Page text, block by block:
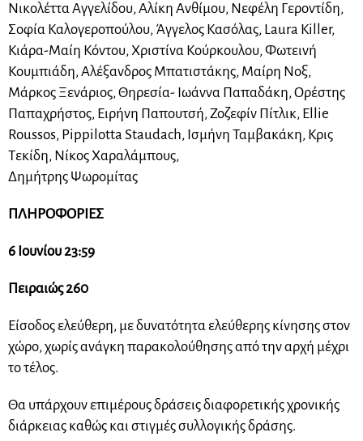
Νικολέττα Αγγελίδου, Αλίκη Ανθίμου, Νεφέλη Γεροντίδη,
Σοφία Καλογεροπούλου, Άγγελος Κασόλας, Laura Killer,
Κιάρα-Μαίη Κόντου, Χριστίνα Κούρκουλου, Φωτεινή
Κουμπιάδη, Αλέξανδρος Μπατιστάκης, Μαίρη Νοξ,
Μάρκος Ξενάριος, Θηρεσία- Ιωάννα Παπαδάκη, Ορέστης
Παπαχρήστος, Ειρήνη Παπουτσή, Ζοζεφίν Πίτλικ, Ellie
Roussos, Pippilotta Staudach, Ισμήνη Ταμβακάκη, Κρις
Τεκίδη, Νίκος Χαραλάμπους,
Δημήτρης Ψωρομίτας
ΠΛΗΡΟΦΟΡΙΕΣ
6 Ιουνίου 23:59
Πειραιώς 260
Είσοδος ελεύθερη, με δυνατότητα ελεύθερης κίνησης στον
χώρο, χωρίς ανάγκη παρακολούθησης από την αρχή μέχρι
το τέλος.
Θα υπάρχουν επιμέρους δράσεις διαφορετικής χρονικής
διάρκειας καθώς και στιγμές συλλογικής δράσης.